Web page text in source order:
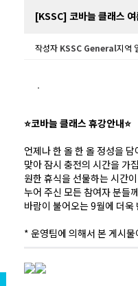
[KSSC] 코바늘 클래스 여
작성자 KSSC General지역
⭐코바늘 클래스 휴강안내⭐
언제나 한 올 한 올 정성을
맞아 잠시 충전의 시간을 가
원한 휴식을 선물하는 시간
누어 주신 모든 참여자 분들
바람이 불어오는 9월에 더
* 운영팀에 의해서 본 게시